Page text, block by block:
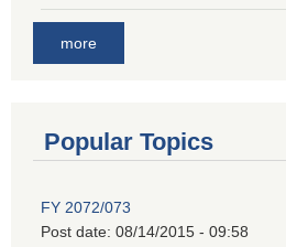
more
Popular Topics
FY 2072/073
Post date: 08/14/2015 - 09:58